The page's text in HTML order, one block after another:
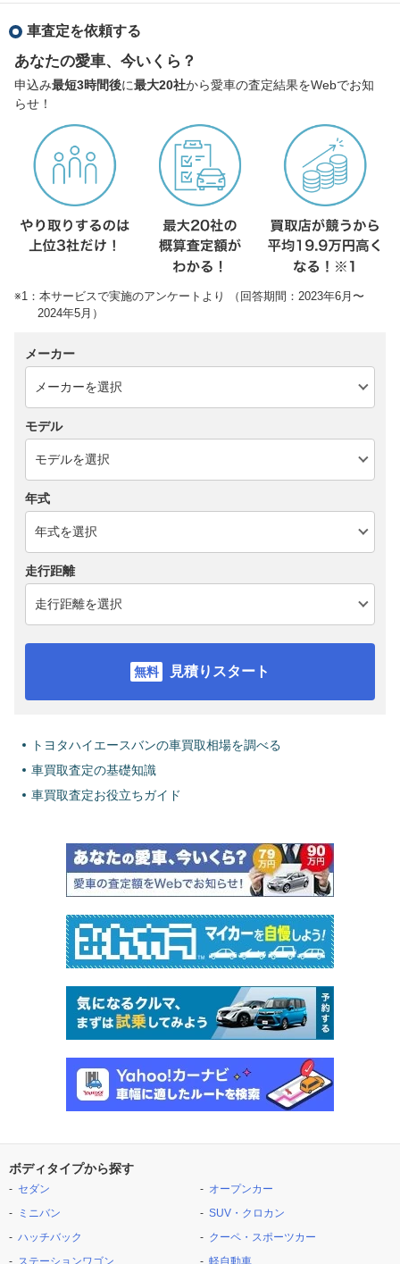
車査定を依頼する
あなたの愛車、今いくら？
申込み最短3時間後に最大20社から愛車の査定結果をWebでお知
らせ！
※1：本サービスで実施のアンケートより （回答期間：2023年6月〜
2024年5月）
メーカー
モデル
年式
走行距離
見積りスタート
トヨタハイエースバンの車買取相場を調べる
車買取査定の基礎知識
車買取査定お役立ちガイド
ボディタイプから探す
セダン
ミニバン
ハッチバック
オープンカー
SUV・クロカン
クーペ・スポーツカー